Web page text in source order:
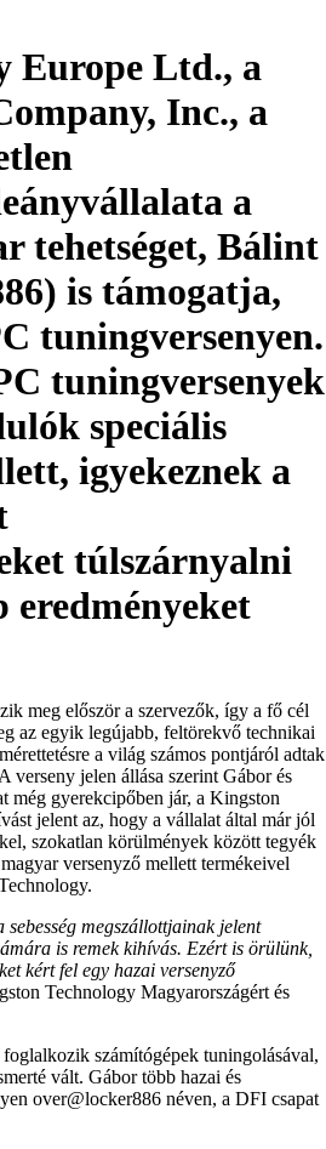
Europe Ltd., a
Inc., a
a
tehetséget, Bálint
is támogatja,
tuningversenyen.
tuningversenyek
speciális
igyekeznek a
túlszárnyalni
eredményeket
meg először a szervezők, így a fő cél
az egyik legújabb, feltörekvő technikai
a világ számos pontjáról adtak
verseny jelen állása szerint Gábor és
még gyerekcipőben jár, a Kingston
jelent az, hogy a vállalat által már jól
szokatlan körülmények között tegyék
versenyző mellett termékeivel
megszállottjainak jelent
is remek kihívás. Ezért is örülünk,
kért fel egy hazai versenyző
Technology Magyarországért és
számítógépek tuningolásával,
vált. Gábor több hazai és
over@locker886 néven, a DFI csapat